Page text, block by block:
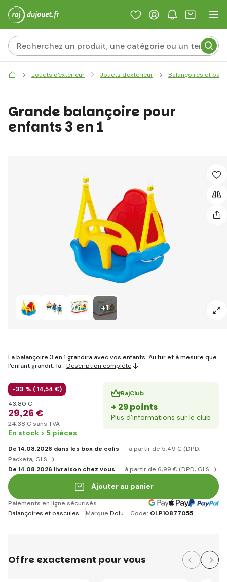
Jouets d'extérieur Jouets d'extérieur Balançoires et
+1
Grande balançoire pour
enfants 3 en 1
La balançoire 3 en 1 grandira avec vos enfants. Au fur et à mesure que
l'enfant grandit, la… Description complète
-33 % (14,54 €)
29,26 €
43,80 €
24,38 € sans TVA
RajClub
+ 29 points
Plus d'informations sur le club
En stock > 5 pièces
De 14.08.2026 dans les box de colis à partir de 5,49 € (DPD,
Packeta, GLS...)
De 14.08.2026 livraison chez vous
à partir de 6,99 € (DPD, GLS...)
Ajouter au panier
Paiements en ligne sécurisés
Balançoires et bascules
Marque Dolu Code: OLP10877055
Offre exactement pour vous